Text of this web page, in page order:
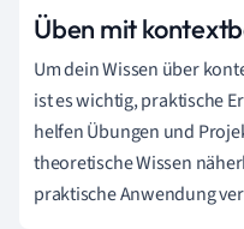
Üben mit
Um dein Wissen über
ist es wichtig, praktische
helfen Übungen und
theoretische Wissen
praktische Anwendung